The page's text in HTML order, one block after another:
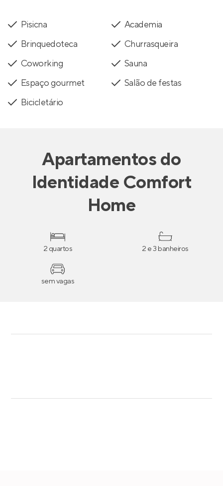
Pisicna
Academia
Brinquedoteca
Churrasqueira
Coworking
Sauna
Espaço gourmet
Salão de festas
Bicicletário
Apartamentosdo
Identidade Comfort
Home
2 quartos 2 e 3 banheiros
sem vagas